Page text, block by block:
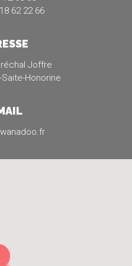
62 22 66
Joffre
Honorine